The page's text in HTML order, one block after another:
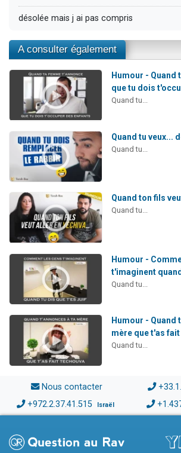
désolée mais j ai pas compris
A consulter également
Humour - Quand
que tu dois
Quand tu...
Quand tu veux...
Quand tu...
Quand ton fils
Quand tu...
Humour -
t'imaginent
Quand tu...
Humour - Quand
mère que t'as
Quand tu...
Nous contacter
+972.2.37.41.515 Israël